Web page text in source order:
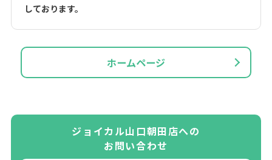
ホームページ
しております。
ジョイカル山口朝田店への
お問い合わせ